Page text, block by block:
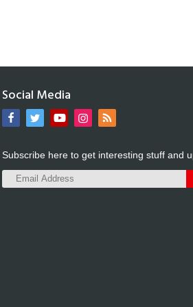
Social Media
Subscribe here to get interesting stuff and